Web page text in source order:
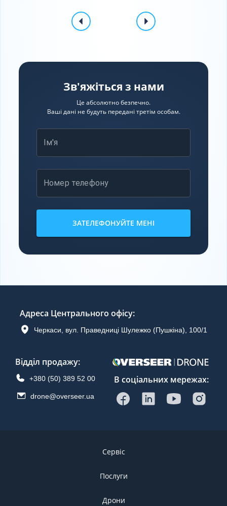
Зв'яжіться з нами
Це абсолютно безпечно.
Ваші дані не будуть передані третім особам.
Ім'я
Номер телефону
ЗАТЕЛЕФОНУЙТЕ МЕНІ
В соціальних мережах:
Адреса Центрального офісу:
Черкаси, вул. Праведниці Шулежко (Пушкіна), 100/1
Відділ продажу:
+380 (50) 389 52 00
drone@overseer.ua
Сервіс
Послуги
Дрони